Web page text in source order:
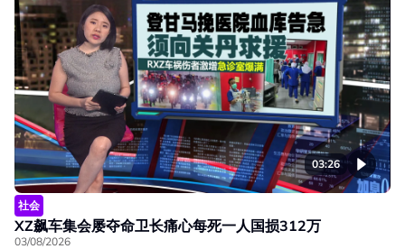
03:26
社会
XZ飙车集会屡夺命卫长痛心每死一人国损312万
03/08/2026